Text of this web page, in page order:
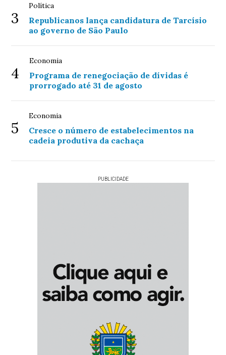
3
Política
Republicanos lança candidatura de Tarcísio
ao governo de São Paulo
4
Economia
Programa de renegociação de dívidas é
prorrogado até 31 de agosto
5
Economia
Cresce o número de estabelecimentos na
cadeia produtiva da cachaça
PUBLICIDADE